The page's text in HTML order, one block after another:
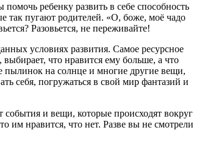
ребенку развить в себе способность
так пугают родителей. «О, боже, моё чадо
Разовьется, не переживайте!
условиях развития. Самое ресурсное
что нравится ему больше, а что
пылинок на солнце и многие другие вещи,
себя, погружаться в свой мир фантазий и
события и вещи, которые происходят вокруг
им нравится, что нет. Разве вы не смотрели